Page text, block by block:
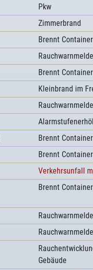
Pkw
Zimmerbrand
Brennt
Brennt
Kleinbrand im
Brennt
Brennt
Verkehrsunfall
Brennt
Gebäude